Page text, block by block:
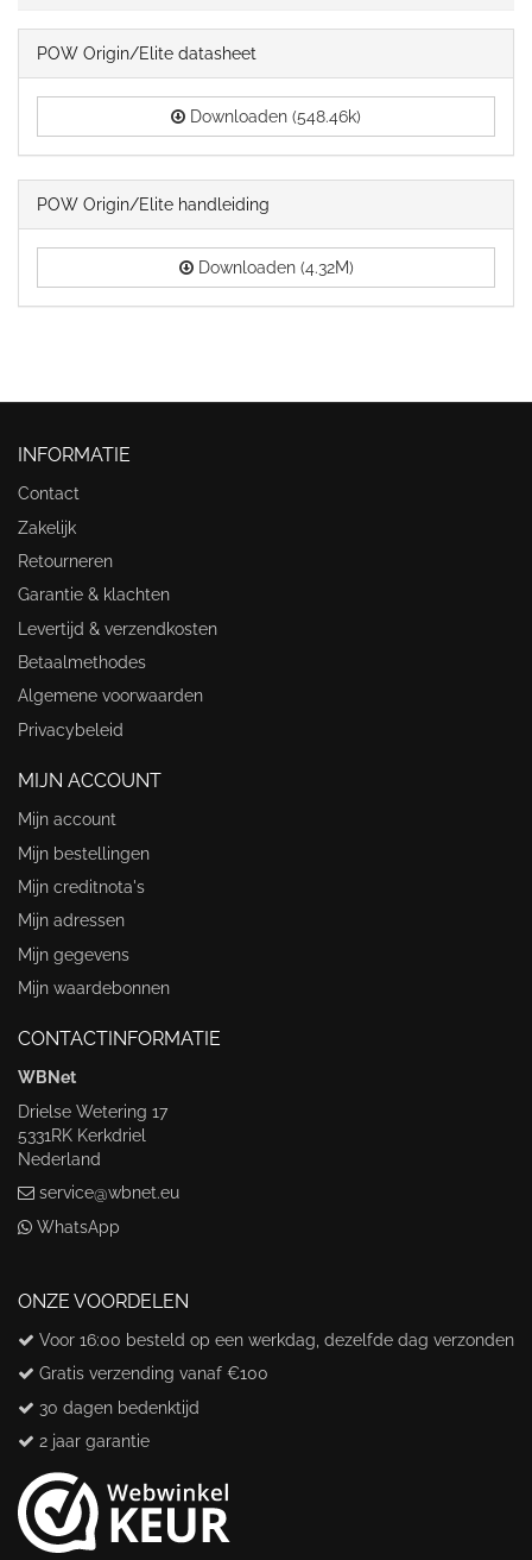
POW Origin/Elite datasheet
Downloaden (548.46k)
POW Origin/Elite handleiding
Downloaden (4.32M)
INFORMATIE
Contact
Zakelijk
Retourneren
Garantie & klachten
Levertijd & verzendkosten
Betaalmethodes
Algemene voorwaarden
Privacybeleid
MIJN ACCOUNT
Mijn account
Mijn bestellingen
Mijn creditnota's
Mijn adressen
Mijn gegevens
Mijn waardebonnen
CONTACTINFORMATIE
WBNet
Drielse Wetering 17
5331RK Kerkdriel
Nederland
service@wbnet.eu
WhatsApp
ONZE VOORDELEN
Voor 16:00 besteld op een werkdag, dezelfde dag verzonden
Gratis verzending vanaf €100
30 dagen bedenktijd
2 jaar garantie